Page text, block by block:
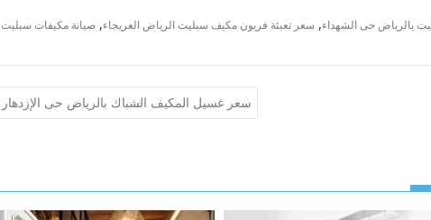
بالرياض حى الشهداء, سعر تعبئة فريون مكيف سبليت الرياض العريجاء, صيانة مكيفات سبليت
سعر غسيل المكيف الشباك بالرياض حى الإزدهار